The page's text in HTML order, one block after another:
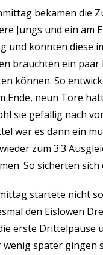
bekamen die
Jungs und ein am
und konnten diese
brauchten ein
können. So
Ende, neun Tore
sie gefällig nach
war es dann ein
zum 3:3
So sicherten
startete nicht
den Eislöwen
erste Drittelpause
wenig später gingen